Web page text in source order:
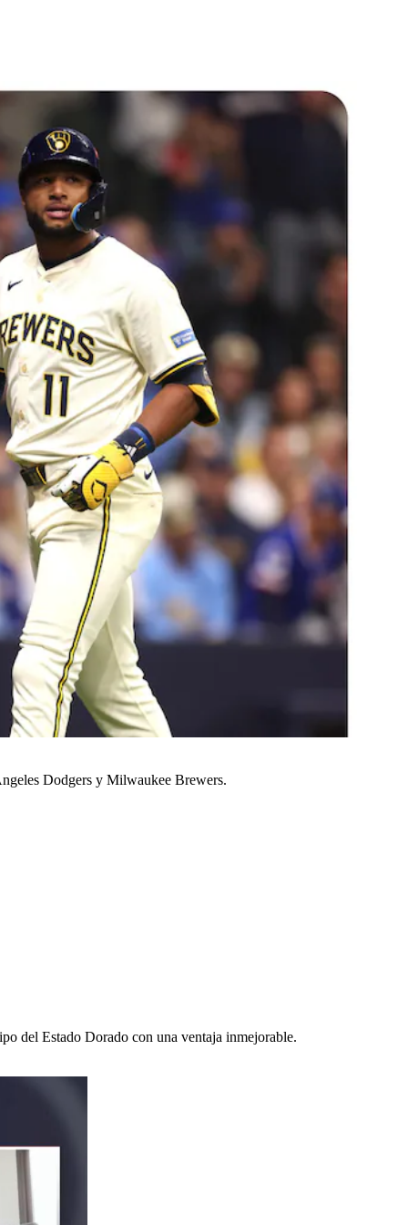
Dodgers y Milwaukee Brewers.
del Estado Dorado con una ventaja inmejorable.